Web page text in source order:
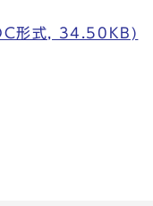
形式, 34.50KB)